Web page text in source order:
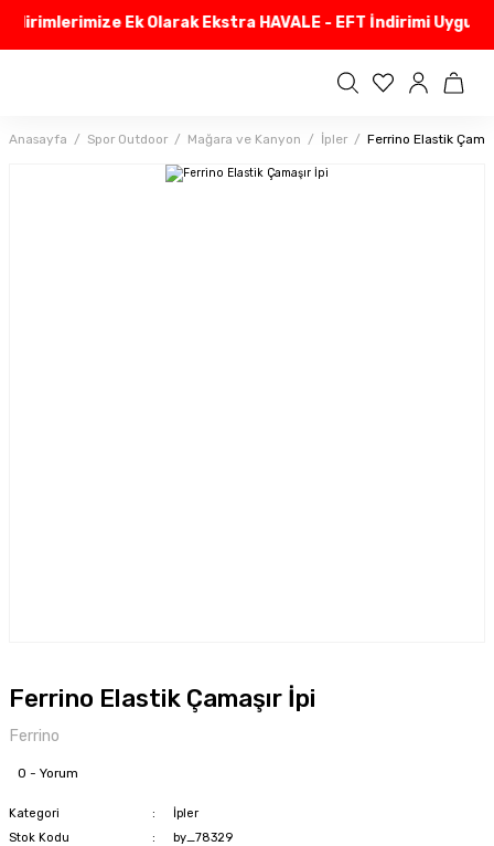
Ek Olarak Ekstra HAVALE - EFT İndirimi
Anasayfa Spor Outdoor Mağara ve Kanyon İpler Ferrino Elastik
Ferrino Elastik Çamaşır İpi
Ferrino
0 - Yorum
Kategori
İpler
Stok Kodu
by_78329